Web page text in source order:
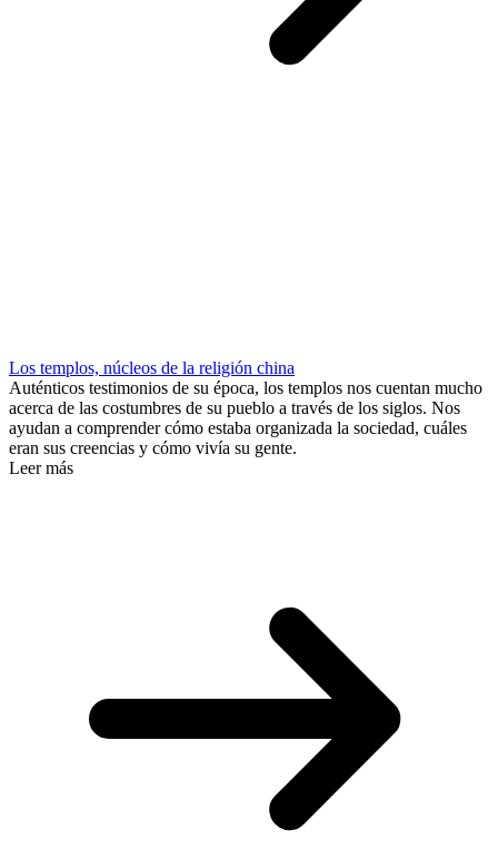
Los templos, núcleos de la religión china
Auténticos testimonios de su época, los templos nos cuentan mucho
acerca de las costumbres de su pueblo a través de los siglos. Nos
ayudan a comprender cómo estaba organizada la sociedad, cuáles
eran sus creencias y cómo vivía su gente.
Leer más